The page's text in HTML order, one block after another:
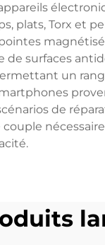
plats, Torx et
surfaces
un
de